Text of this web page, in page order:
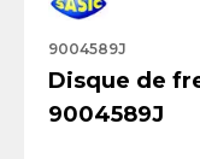
9004589J
Disque de
9004589J